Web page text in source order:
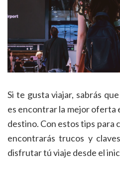
Si te gusta viajar, sabrás
es encontrar la mejor oferta
destino. Con estos tips para
encontrarás trucos y
disfrutar tú viaje desde el